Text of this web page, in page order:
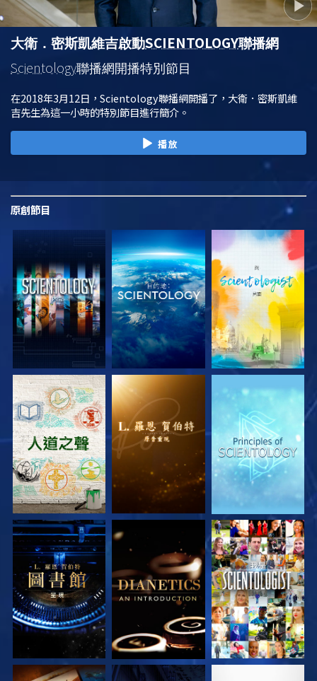
大衛．密斯凱維吉啟動SCIENTOLOGY聯播網
Scientology聯播網開播特別節目
在2018年3月12日，Scientology聯播網開播了，大衛．密斯凱維
吉先生為這一小時的特別節目進行簡介。
播放
原創節目
探索系列節目 探索系列節目 探索系列節目
探索系列節目 探索系列節目 觀看